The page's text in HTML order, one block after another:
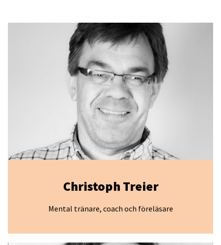
Christoph Treier
Mental tränare, coach och föreläsare